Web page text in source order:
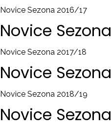
Novice Sezona 2016/17
Novice Sezona
Novice Sezona 2017/18
Novice Sezona
Novice Sezona 2018/19
Novice Sezona